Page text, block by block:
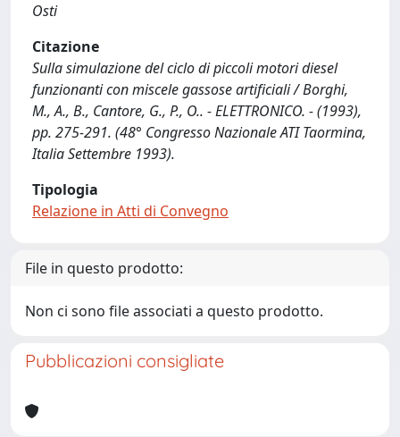
Osti
Citazione
Sulla simulazione del ciclo di piccoli motori diesel
funzionanti con miscele gassose artificiali / Borghi,
M., A., B., Cantore, G., P., O.. - ELETTRONICO. - (1993),
pp. 275-291. (48° Congresso Nazionale ATI Taormina,
Italia Settembre 1993).
Tipologia
Relazione in Atti di Convegno
File in questo prodotto:
Non ci sono file associati a questo prodotto.
Pubblicazioni consigliate